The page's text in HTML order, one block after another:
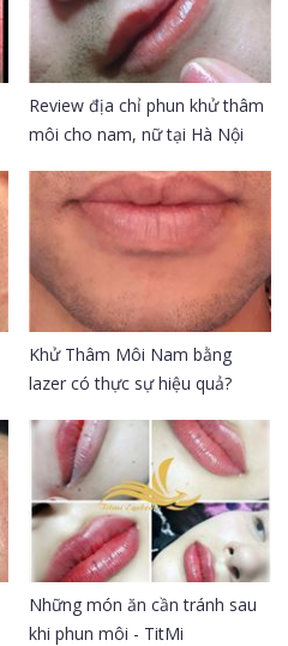
Review địa chỉ phun khử thâm
môi cho nam, nữ tại Hà Nội
Khử Thâm Môi Nam bằng
lazer có thực sự hiệu quả?
Những món ăn cần tránh sau
khi phun môi - TitMi